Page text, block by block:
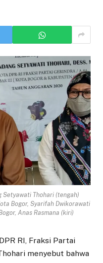
Setyawati Thohari (tengah)
Bogor, Syarifah Dwikorawati
Anas Rasmana (kiri)
RI, Fraksi Partai
menyebut bahwa